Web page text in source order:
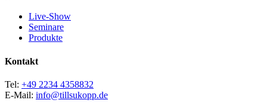
Live-Show
Seminare
Produkte
Kontakt
Tel: +49 2234 4358832
E-Mail: info@tillsukopp.de